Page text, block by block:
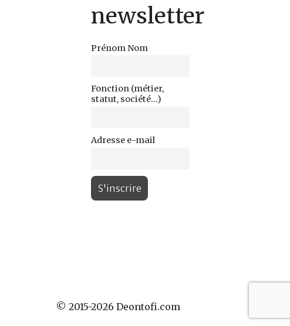
newsletter
Prénom Nom
Fonction (métier,
statut, société...)
Adresse e-mail
© 2015-2026 Deontofi.com